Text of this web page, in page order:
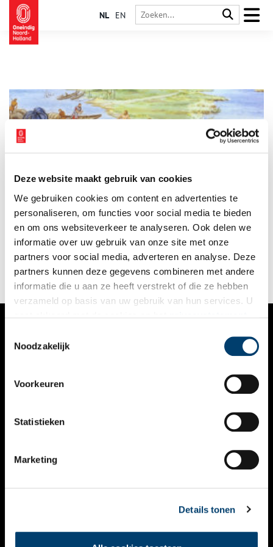
Deze website maakt gebruik van cookies
We gebruiken cookies om content en advertenties te
personaliseren, om functies voor social media te bieden
en om ons websiteverkeer te analyseren. Ook delen we
informatie over uw gebruik van onze site met onze
partners voor social media, adverteren en analyse. Deze
partners kunnen deze gegevens combineren met andere
informatie die u aan ze heeft verstrekt of die ze hebben
verzameld op basis van uw gebruik van hun services. U
Noodzakelijk
Voorkeuren
Statistieken
Marketing
Details tonen
NL EN
De Romeinen zijn nooit noordelijker gekomen dan het fort bij
Velsen, een vooruitgeschoven post van de Limes (grens) ter
hoogte van de rivier de Rijn. Of toch wel? De ontdekking van
een Romeinse wachttoren op het Provily sportpark in
Krommenie wijst op de aanwezigheid van Romeinse soldaten
in de Zaanstreek.
VERHALEN
KALENDER
THEMA’S
VIDEO’S
CONTACT